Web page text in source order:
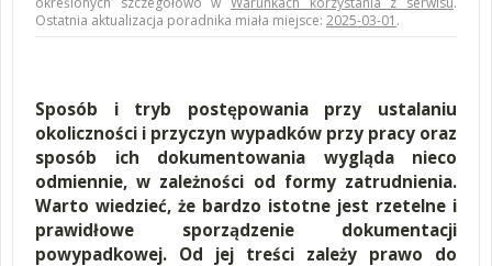
Sposób i tryb postępowania przy ustalaniu
okoliczności i przyczyn wypadków przy pracy oraz
sposób ich dokumentowania wygląda nieco
odmiennie, w zależności od formy zatrudnienia.
Warto wiedzieć, że bardzo istotne jest rzetelne i
prawidłowe sporządzenie dokumentacji
powypadkowej. Od jej treści zależy prawo do
Ostatnia aktualizacja poradnika miała miejsce: 2025-03-01 .